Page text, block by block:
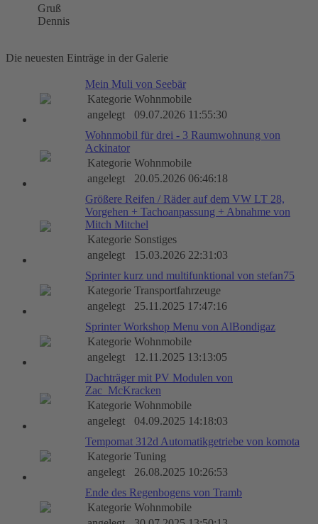
Gruß
Dennis
Die neuesten Einträge in der Galerie
Mein Muli von Seebär
Kategorie Wohnmobile
angelegt
09.07.2026 11:55:30
Wohnmobil für drei - 3 Raumwohnung von
Ackinator
Kategorie Wohnmobile
angelegt
20.05.2026 06:46:18
Größere Reifen / Räder auf dem VW LT 28,
Vorgehen + Tachoanpassung + Abnahme von
Mitch Mitchel
Kategorie Sonstiges
angelegt
15.03.2026 22:31:03
Sprinter kurz und multifunktional von stefan75
Kategorie Transportfahrzeuge
angelegt
25.11.2025 17:47:16
Sprinter Workshop Menu von AlBondigaz
Kategorie Wohnmobile
angelegt
12.11.2025 13:13:05
Dachträger mit PV Modulen von
Zac_McKracken
Kategorie Wohnmobile
angelegt
04.09.2025 14:18:03
Tempomat 312d Automatikgetriebe von komota
Kategorie Tuning
angelegt
26.08.2025 10:26:53
Ende des Regenbogens von Tramb
Kategorie Wohnmobile